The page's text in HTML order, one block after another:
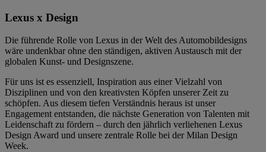
Lexus x Design
Die führende Rolle von Lexus in der Welt des Automobildesigns
wäre undenkbar ohne den ständigen, aktiven Austausch mit der
globalen Kunst- und Designszene.
Für uns ist es essenziell, Inspiration aus einer Vielzahl von
Disziplinen und von den kreativsten Köpfen unserer Zeit zu
schöpfen. Aus diesem tiefen Verständnis heraus ist unser
Engagement entstanden, die nächste Generation von Talenten mit
Leidenschaft zu fördern – durch den jährlich verliehenen Lexus
Design Award und unsere zentrale Rolle bei der Milan Design
Week.